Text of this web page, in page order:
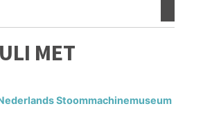
MET
Stoommachinemuseum